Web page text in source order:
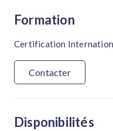
Formation
Certification
Contacter
Disponibilités